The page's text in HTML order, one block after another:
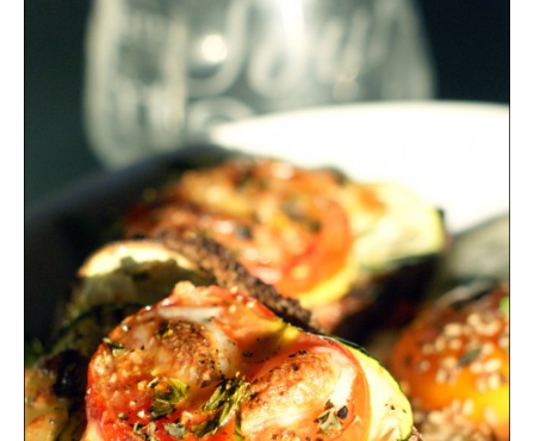
Boisson chaudes
Les classiques
Mes amis en cuisine
Recettes Végétariennes
Resto